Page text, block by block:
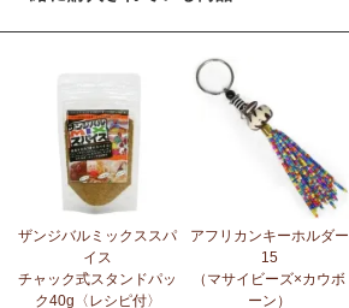
ザンジバルミックススパ
イス
チャック式スタンドパッ
ク40g〈レシピ付〉
アフリカンキーホルダー
15
（マサイビーズ×カウボ
ーン）